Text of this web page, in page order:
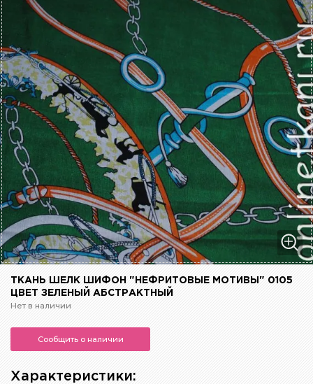
ТКАНЬ ШЕЛК ШИФОН "НЕФРИТОВЫЕ МОТИВЫ" 0105
ЦВЕТ ЗЕЛЕНЫЙ АБСТРАКТНЫЙ
Нет в наличии
Сообщить о наличии
Характеристики: